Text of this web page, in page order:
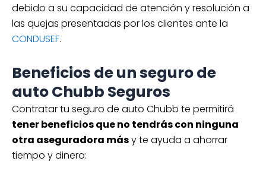
debido a su capacidad de atención y resolución a
las quejas presentadas por los clientes ante la
CONDUSEF.
Beneficios de un seguro de
auto Chubb Seguros
Contratar tu seguro de auto Chubb te permitirá
tener beneficios que no tendrás con ninguna
otra aseguradora másy te ayuda a ahorrar
tiempo y dinero: